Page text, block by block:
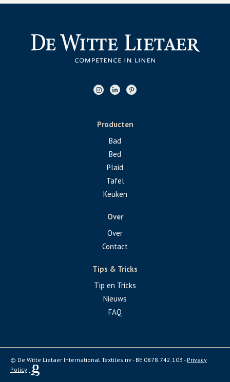
Producten
Bad
Bed
Plaid
Tafel
Keuken
Over
Over
Contact
Tips & Tricks
Tip en Tricks
Nieuws
FAQ
© De Witte Lietaer International Textiles nv - BE 0878.742.103 - Privacy
Policy